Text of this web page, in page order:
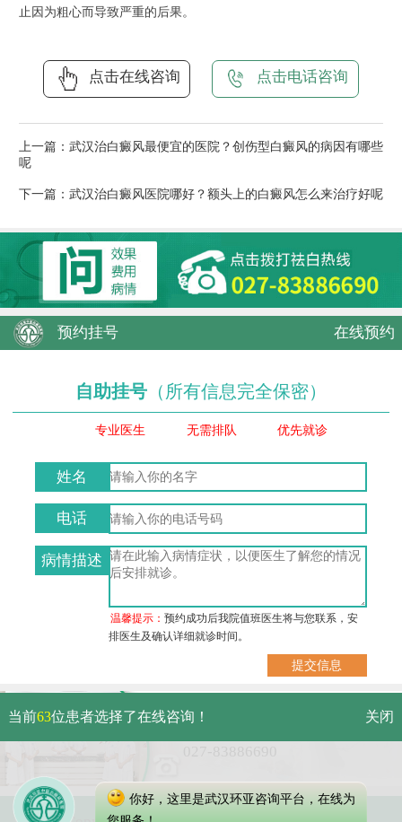
止因为粗心而导致严重的后果。
点击在线咨询 点击电话咨询
上一篇： 武汉治白癜风最便宜的医院？创伤型白癜风的病因有哪些
呢
下一篇： 武汉治白癜风医院哪好？额头上的白癜风怎么来治疗好呢
预约挂号 在线预约
自助挂号 （所有信息完全保密）
专业医生 无需排队 优先就诊
姓名
电话
病情描述
温馨提示：预约成功后我院值班医生将与您联系，安
排医生及确认详细就诊时间。
武汉市硚口区解放大道479号
当前63位患者选择了在线咨询！ 关闭
你好，这里是武汉环亚咨询平台，在线为